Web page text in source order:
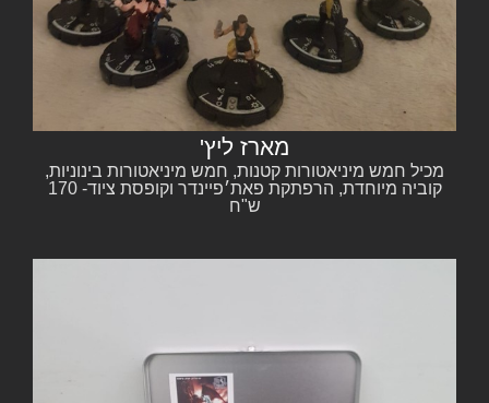
מארז ליץ'
מכיל חמש מיניאטורות קטנות, חמש מיניאטורות בינוניות,
קוביה מיוחדת, הרפתקת פאת׳פיינדר וקופסת ציוד- 170
ש"ח